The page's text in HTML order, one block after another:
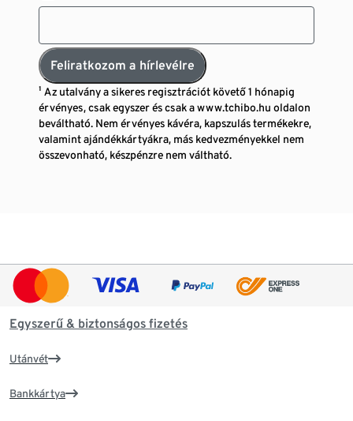
Feliratkozom a hírlevélre
¹ Az utalvány a sikeres regisztrációt követő 1 hónapig
érvényes, csak egyszer és csak a www.tchibo.hu oldalon
beváltható. Nem érvényes kávéra, kapszulás termékekre,
valamint ajándékkártyákra, más kedvezményekkel nem
összevonható, készpénzre nem váltható.
Egyszerű & biztonságos fizetés
Utánvét
Bankkártya